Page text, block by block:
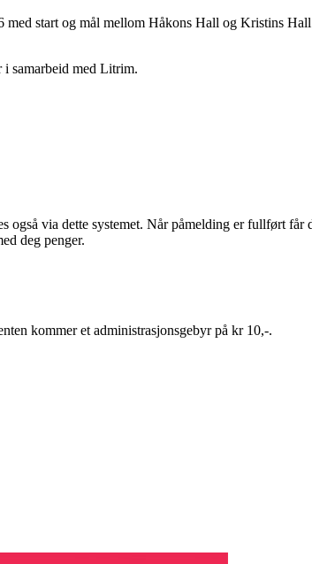
start og mål mellom Håkons Hall og Kristins
samarbeid med Litrim.
også via dette systemet. Når påmelding er fullført får
deg penger.
kommer et administrasjonsgebyr på kr 10,-.